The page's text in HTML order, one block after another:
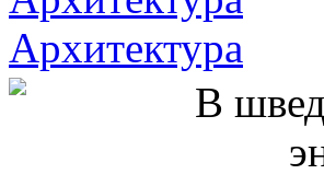
Архитектура